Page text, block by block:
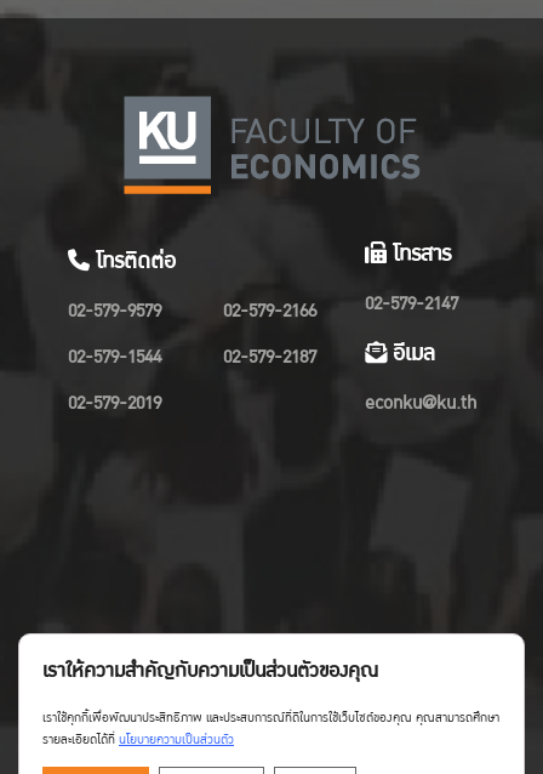
โทรติดต่อ
02-579-9579
02-579-1544
02-579-2019
02-579-2166
02-579-2187
โทรสาร
02-579-2147
อีเมล
econku@ku.th
เราให้ความสำคัญกับความเป็นส่วนตัวของคุณ
เราใช้คุกกี้เพื่อพัฒนาประสิทธิภาพ และประสบการณ์ที่ดีในการใช้เว็บไซต์ของคุณ คุณสามารถศึกษา
รายละเอียดได้ที่นโยบายความเป็นส่วนตัว